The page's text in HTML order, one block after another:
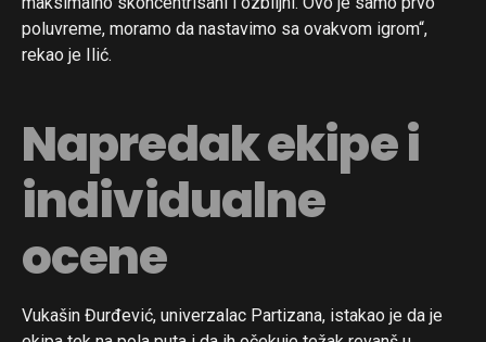
poluvreme, moramo da nastavimo sa ovakvom igrom“,
rekao je Ilić.
Napredak ekipe i
individualne
ocene
Vukašin Đurđević, univerzalac Partizana, istakao je da je